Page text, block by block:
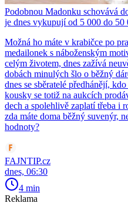
Podobnou Madonku schovává
je dnes vykupují od 5 000 do 50
Možná ho máte v krabičce po
medailonek s náboženským
celým životem, dnes zažívá
dobách minulých šlo o běžný
dnes se sběratelé předhánějí,
kousky se totiž na aukcích
dech a spolehlivě zaplatí třeba i
zda máte doma běžný suvenýr,
hodnoty?
FAJNTIP.cz
dnes, 06:30
4 min
Reklama